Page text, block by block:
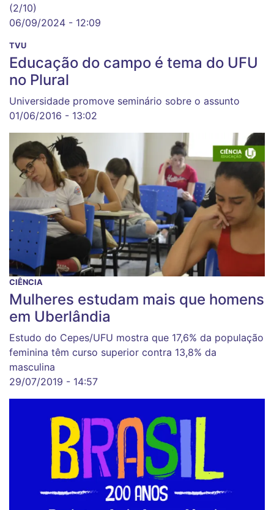
(2/10)
06/09/2024 - 12:09
TVU
Educação do campo é tema do UFU
no Plural
Universidade promove seminário sobre o assunto
01/06/2016 - 13:02
CIÊNCIA
Mulheres estudam mais que homens
em Uberlândia
Estudo do Cepes/UFU mostra que 17,6% da população
feminina têm curso superior contra 13,8% da
masculina
29/07/2019 - 14:57